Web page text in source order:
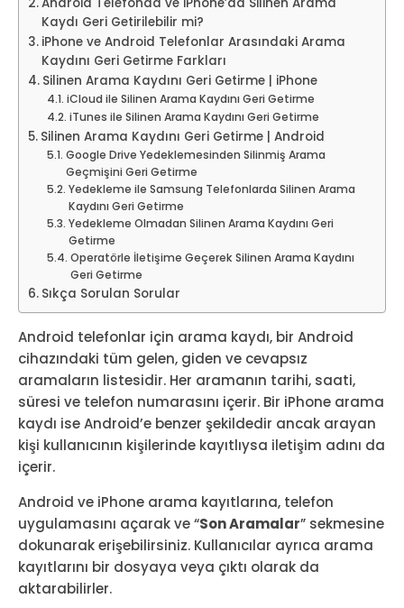
Kaydı Geri Getirilebilir mi?
iPhone ve Android Telefonlar Arasındaki Arama
Kaydını Geri Getirme Farkları
Silinen Arama Kaydını Geri Getirme | iPhone
iCloud ile Silinen Arama Kaydını Geri Getirme
iTunes ile Silinen Arama Kaydını Geri Getirme
Silinen Arama Kaydını Geri Getirme | Android
Google Drive Yedeklemesinden Silinmiş Arama
Geçmişini Geri Getirme
Yedekleme ile Samsung Telefonlarda Silinen Arama
Kaydını Geri Getirme
Yedekleme Olmadan Silinen Arama Kaydını Geri
Getirme
Operatörle İletişime Geçerek Silinen Arama Kaydını
Geri Getirme
Sıkça Sorulan Sorular
Android telefonlar için arama kaydı, bir Android
cihazındaki tüm gelen, giden ve cevapsız
aramaların listesidir. Her aramanın tarihi, saati,
süresi ve telefon numarasını içerir. Bir iPhone arama
kaydı ise Android’e benzer şekildedir ancak arayan
kişi kullanıcının kişilerinde kayıtlıysa iletişim adını da
içerir.
Android ve iPhone arama kayıtlarına, telefon
uygulamasını açarak ve “Son Aramalar” sekmesine
dokunarak erişebilirsiniz. Kullanıcılar ayrıca arama
kayıtlarını bir dosyaya veya çıktı olarak da
aktarabilirler.